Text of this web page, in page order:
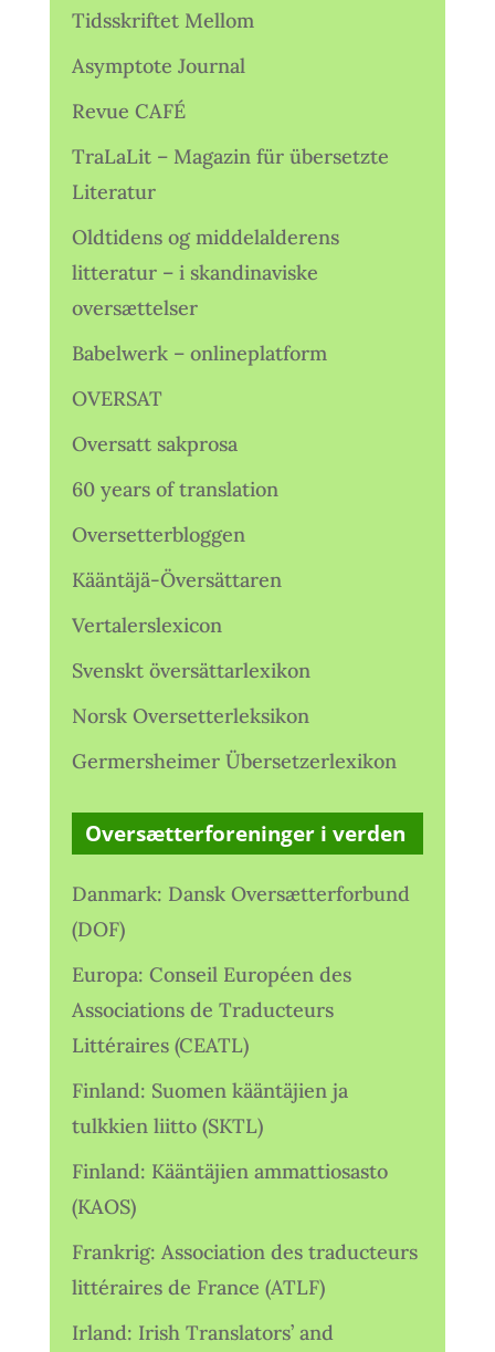
Tidsskriftet Mellom
Asymptote Journal
Revue CAFÉ
TraLaLit – Magazin für übersetzte
Literatur
Oldtidens og middelalderens
litteratur – i skandinaviske
oversættelser
Babelwerk – onlineplatform
OVERSAT
Oversatt sakprosa
60 years of translation
Oversetterbloggen
Kääntäjä-Översättaren
Vertalerslexicon
Svenskt översättarlexikon
Norsk Oversetterleksikon
Germersheimer Übersetzerlexikon
Oversætterforeninger i verden
Danmark: Dansk Oversætterforbund
(DOF)
Europa: Conseil Européen des
Associations de Traducteurs
Littéraires (CEATL)
Finland: Suomen kääntäjien ja
tulkkien liitto (SKTL)
Finland: Kääntäjien ammattiosasto
(KAOS)
Frankrig: Association des traducteurs
littéraires de France (ATLF)
Irland: Irish Translators’ and